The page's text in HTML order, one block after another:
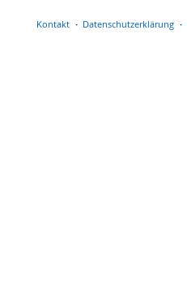
Kontakt Datenschutzerklärung